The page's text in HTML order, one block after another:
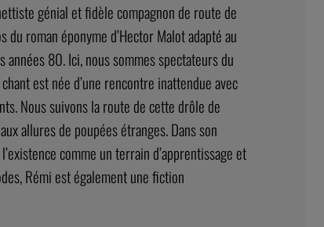
génial et fidèle compagnon de route de
roman éponyme d’Hector Malot adapté au
années 80. Ici, nous sommes spectateurs du
est née d’une rencontre inattendue avec
Nous suivons la route de cette drôle de
allures de poupées étranges. Dans son
comme un terrain d’apprentissage et
Rémi est également une fiction